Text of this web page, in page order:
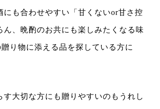
も合わせやすい「甘くないor甘さ控
、晩酌のお共にも楽しみたくなる味
り物に添える品を探している方に
大切な方にも贈りやすいのもうれし